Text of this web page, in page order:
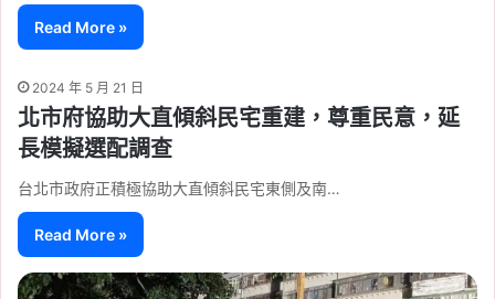
Read More »
2024 年 5 月 21 日
北市府協助大直傾斜民宅重建，尊重民意，延
長模擬選配調查
台北市政府正積極協助大直傾斜民宅東側及南…
Read More »